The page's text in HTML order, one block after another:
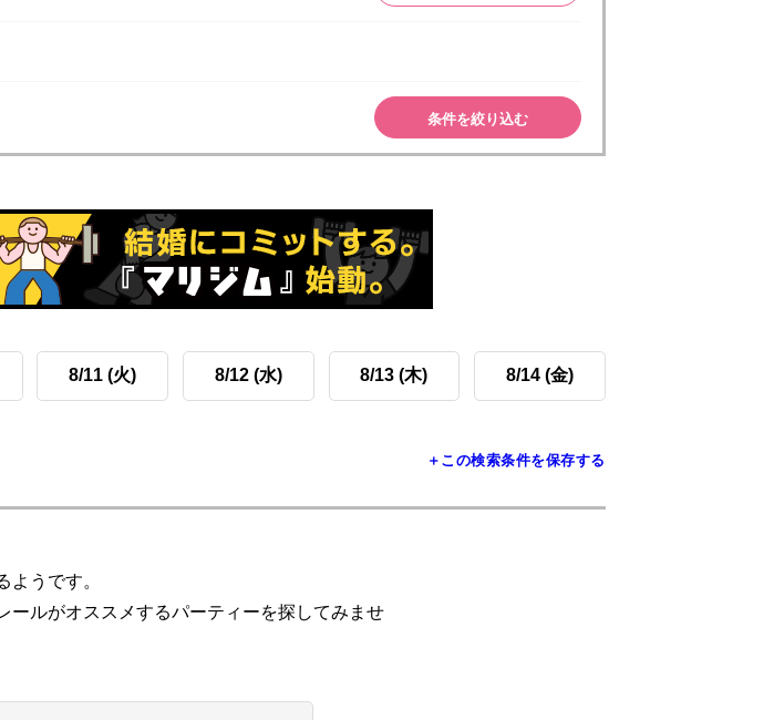
条件を絞り込む
8/11 (火) 8/12 (水) 8/13 (木) 8/14 (金)
＋この検索条件を保存する
ようです。
ールがオススメするパーティーを探してみませ